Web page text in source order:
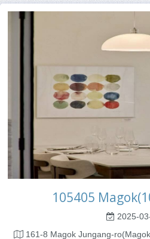
105405
2025-
161-8 Magok Jungang-